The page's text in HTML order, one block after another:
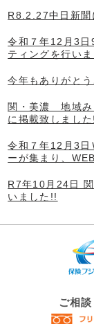
R8.2.27中日新聞
令和７年12月3
ティングを行いま
今年もありがとう
関・美濃 地域み
に掲載致しまし
令和７年12月3日
ーが集まり、
R7年10月24日
いました!!
ご相